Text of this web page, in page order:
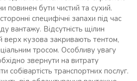
бути чистий та сухий.
специфічні запахи під час
вантажу. Відсутність щілин
верх кузова закривають тентом,
тросом. Особливу увагу
звернути на витрату
собівартість транспортних послуг.